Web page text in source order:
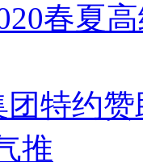
特约